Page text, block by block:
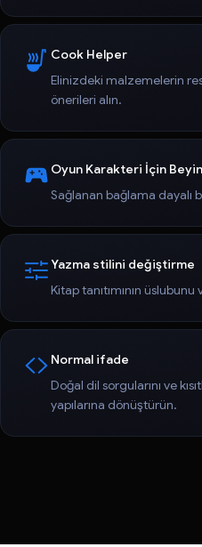
Cook Helper
Elinizdeki malzemelerin
önerileri alın.
Oyun Karakteri İçin Beyin
Sağlanan bağlama dayalı
Yazma stilini değiştirme
Kitap tanıtımının
Normal ifade
Doğal dil sorgularını ve
yapılarına dönüştürün.